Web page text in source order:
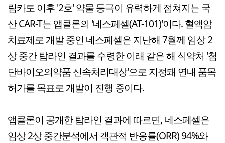
림카토 이후 '2호' 약물 등극이 유력하게 점쳐지는 국
산 CAR-T는 앱클론의 '네스페셀(AT-101)'이다. 혈액암
치료제로 개발 중인 네스페셀은 지난해 7월께 임상 2
상 중간 탑라인 결과를 수령한 이래 같은 해 식약처 '첨
단바이오의약품 신속처리대상'으로 지정돼 연내 품목
허가를 목표로 개발이 진행 중이다.
앱클론이 공개한 탑라인 결과에 따르면, 네스페셀은
임상 2상 중간분석에서 객관적 반응률(ORR) 94%와